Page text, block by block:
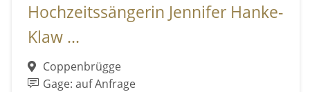
Hochzeitssängerin Jennifer Hanke-
Klaw ...
Coppenbrügge
Gage: auf Anfrage